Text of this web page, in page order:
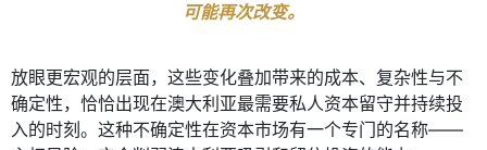
可能再次改变。
放眼更宏观的层面，这些变化叠加带来的成本、复杂性与不
确定性，恰恰出现在澳大利亚最需要私人资本留守并持续投
入的时刻。这种不确定性在资本市场有一个专门的名称——